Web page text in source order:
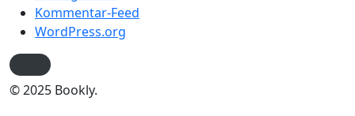
Kommentar-Feed
WordPress.org
© 2025 Bookly.